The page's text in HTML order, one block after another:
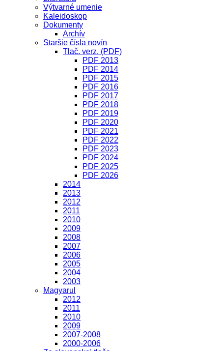
Výtvarné umenie
Kaleidoskop
Dokumenty
Archív
Staršie čísla novín
Tlač. verz. (PDF)
PDF 2013
PDF 2014
PDF 2015
PDF 2016
PDF 2017
PDF 2018
PDF 2019
PDF 2020
PDF 2021
PDF 2022
PDF 2023
PDF 2024
PDF 2025
PDF 2026
2014
2013
2012
2011
2010
2009
2008
2007
2006
2005
2004
2003
Magyarul
2012
2011
2010
2009
2007-2008
2000-2006